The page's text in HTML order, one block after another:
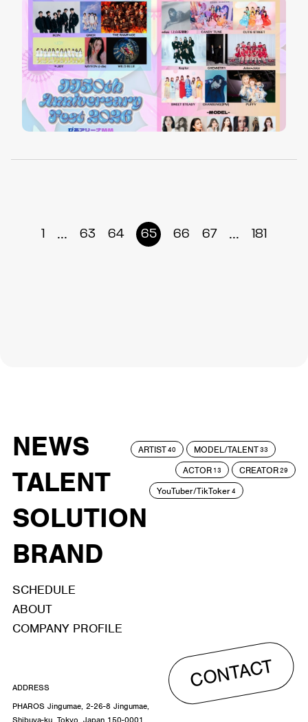
1 ... 63 64 65 66 67 ... 181
NEWS
TALENT
SOLUTION
BRAND
ARTIST40 MODEL/TALENT33
ACTOR 13 CREATOR29
YouTuber/TikToker4
SCHEDULE
ABOUT
COMPANY PROFILE
CONTACT
ADDRESS
PHAROS Jingumae, 2-26-8 Jingumae,